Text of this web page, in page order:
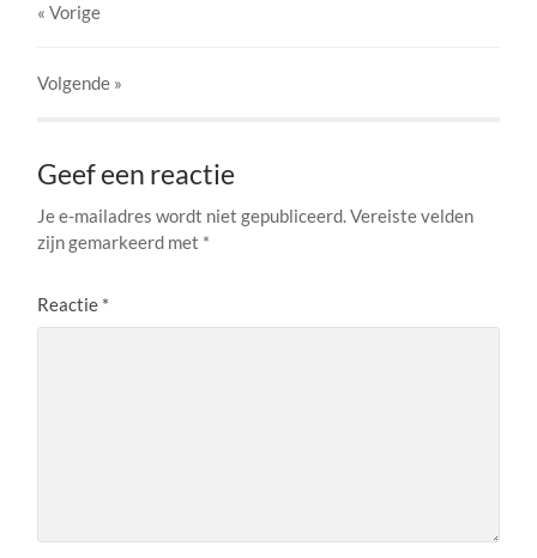
« Vorige
Volgende »
Geef een reactie
Je e-mailadres wordt niet gepubliceerd.Vereiste velden
zijn gemarkeerd met *
Reactie *